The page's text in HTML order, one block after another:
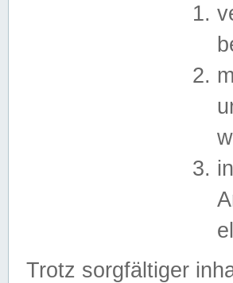
Trotz sorgfältiger